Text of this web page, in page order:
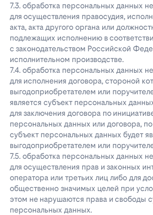
7.3. обработка персональных данных
для осуществления правосудия,
акта, акта другого органа или
подлежащих исполнению в
с законодательством Российской
исполнительном производстве.
7.4. обработка персональных данных
для исполнения договора, стороной
выгодоприобретателем или
является субъект персональных
для заключения договора по
персональных данных или договора,
субъект персональных данных будет
выгодоприобретателем или
7.5. обработка персональных данных
для осуществления прав и законных
оператора или третьих лиц либо для
общественно значимых целей при
этом не нарушаются права и свободы
персональных данных.